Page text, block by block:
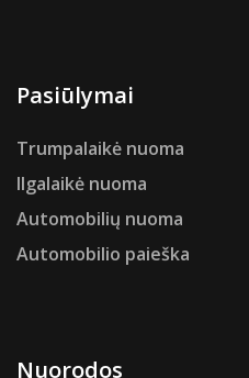
Pasiūlymai
Trumpalaikė nuoma
Ilgalaikė nuoma
Automobilių nuoma
Automobilio paieška
Nuorodos